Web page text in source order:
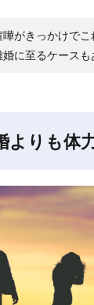
嘩がきっかけで
婚に至るケースも
よりも体